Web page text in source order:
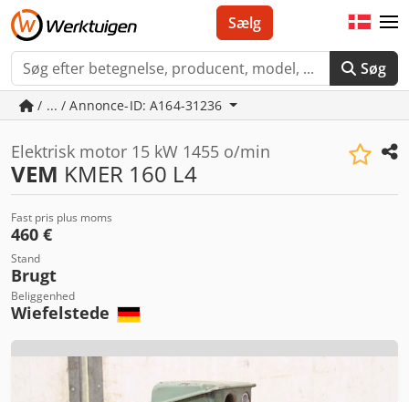
Søg
Sælg
/ ... / Annonce-ID: A164-31236
Elektrisk motor 15 kW 1455 o/min
VEM KMER 160 L4
Fast pris plus moms
460 €
Stand
Brugt
Beliggenhed
Wiefelstede